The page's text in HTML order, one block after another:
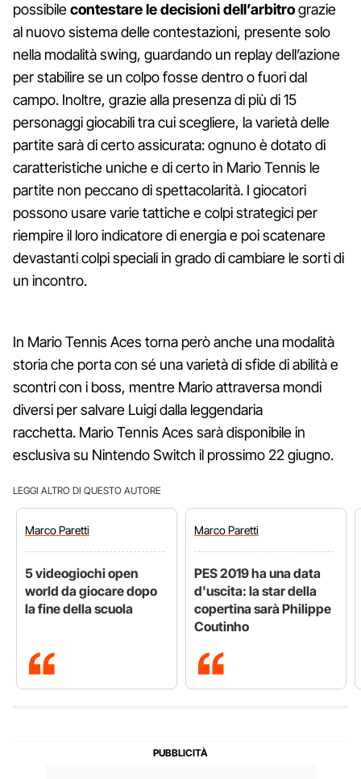
possibilecontestare le decisioni dell’arbitrograzie
al nuovo sistema delle contestazioni, presente solo
nella modalità swing, guardando un replay dell’azione
per stabilire se un colpo fosse dentro o fuori dal
campo. Inoltre, grazie alla presenza di più di 15
personaggi giocabili tra cui scegliere, la varietà delle
partite sarà di certo assicurata: ognuno è dotato di
caratteristiche uniche e di certo in Mario Tennis le
partite non peccano di spettacolarità. I giocatori
possono usare varie tattiche e colpi strategici per
riempire il loro indicatore di energia e poi scatenare
devastanti colpi speciali in grado di cambiare le sorti di
un incontro.
In Mario Tennis Aces torna però anche una modalità
storia che porta con sé una varietà di sfide di abilità e
scontri con i boss, mentre Mario attraversa mondi
diversi per salvare Luigi dalla leggendaria
racchetta. Mario Tennis Aces sarà disponibile in
esclusiva su Nintendo Switch il prossimo 22 giugno.
LEGGI ALTRO DI QUESTO AUTORE
MarcoParetti
5 videogiochi open
world da giocare dopo
la fine della scuola
MarcoParetti
PES 2019 ha una data
d'uscita: la star della
copertina sarà Philippe
Coutinho